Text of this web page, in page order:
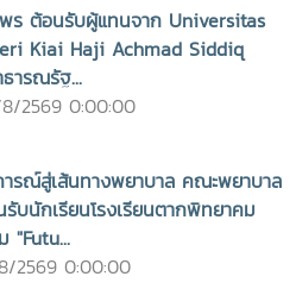
ร ต้อนรับผู้แทนจาก Universitas
Kiai Haji Achmad Siddiq
ารณรัฐ...
2569 0:00:00
ารณ์สู่เส้นทางพยาบาล คณะพยาบาล
บนักเรียนโรงเรียนตากพิทยาคม
"Futu...
2569 0:00:00